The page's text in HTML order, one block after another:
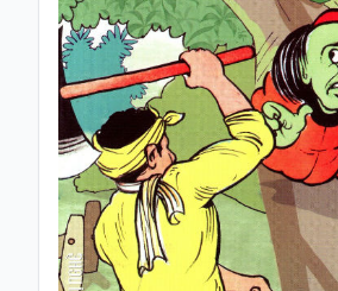
Câu
Truyện
Truyện
cho
bé
Cổ
tích
Việt